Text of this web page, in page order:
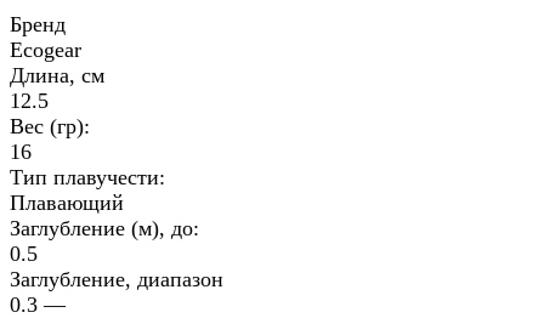
Бренд
Ecogear
Длина, см
12.5
Вес (гр):
16
Тип плавучести:
Плавающий
Заглубление (м), до:
0.5
Заглубление, диапазон
0.3 —